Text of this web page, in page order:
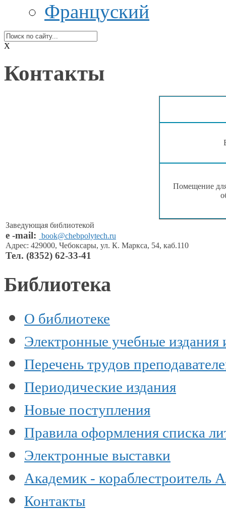
Француский
X
Контакты
Помещение
Заведующая библиотекой
e -mail:
book@chebpolytech.ru
Адрес: 429000, Чебоксары, ул. К. Маркса, 54, каб.110
Тел. (8352) 62-33-41
Библиотека
О библиотеке
Электронные учебные издания
Перечень трудов
Периодические издания
Новые поступления
Правила оформления списка
Электронные выставки
Академик - кораблестроитель
Контакты